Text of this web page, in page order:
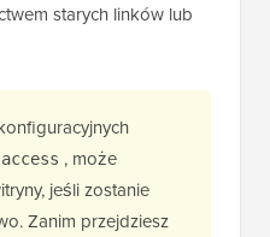
starych linków lub
, może
jeśli zostanie
Zanim przejdziesz